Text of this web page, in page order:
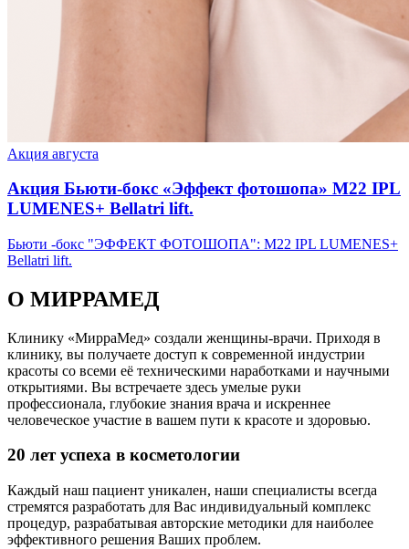
Акция августа
Акция Бьюти-бокс «Эффект фотошопа» М22 IPL
LUMENES+ Bellatri lift.
Бьюти -бокс "ЭФФЕКТ ФОТОШОПА": М22 IPL LUMENES+
Bellatri lift.
О МИРРАМЕД
Клинику «МирраМед» создали женщины-врачи. Приходя в
клинику, вы получаете доступ к современной индустрии
красоты со всеми её техническими наработками и научными
открытиями. Вы встречаете здесь умелые руки
профессионала, глубокие знания врача и искреннее
человеческое участие в вашем пути к красоте и здоровью.
20 лет успеха в косметологии
Каждый наш пациент уникален, наши специалисты всегда
стремятся разработать для Вас индивидуальный комплекс
процедур, разрабатывая авторские методики для наиболее
эффективного решения Ваших проблем.